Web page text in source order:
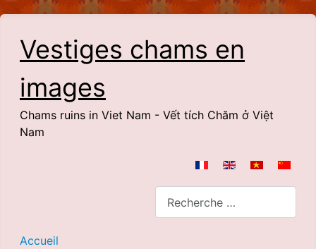
Vestiges chams en
images
Chams ruins in Viet Nam - Vết tích Chăm ở Việt
Nam
Accueil